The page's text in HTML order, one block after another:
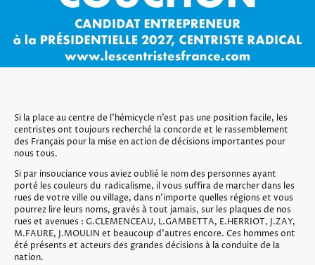
Si la place au centre de l’hémicycle n’est pas une position facile, les
centristes ont toujours recherché la concorde et le rassemblement
des Français pour la mise en action de décisions importantes pour
nous tous.
Si par insouciance vous aviez oublié le nom des personnes ayant
porté les couleurs du radicalisme, il vous suffira de marcher dans les
rues de votre ville ou village, dans n’importe quelles régions et vous
pourrez lire leurs noms, gravés à tout jamais, sur les plaques de nos
rues et avenues : G.CLEMENCEAU, L.GAMBETTA, E.HERRIOT, J.ZAY,
M.FAURE, J.MOULIN et beaucoup d’autres encore. Ces hommes ont
été présents et acteurs des grandes décisions à la conduite de la
nation.